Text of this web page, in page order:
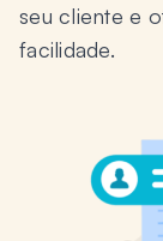
seu cliente e
facilidade.